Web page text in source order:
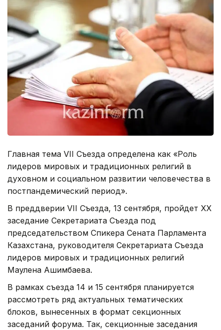
Главная тема VII Съезда определена как «Роль
лидеров мировых и традиционных религий в
духовном и социальном развитии человечества в
постпандемический период».
В преддверии VII Съезда, 13 сентября, пройдет XX
заседание Секретариата Съезда под
председательством Спикера Сената Парламента
Казахстана, руководителя Секретариата Съезда
лидеров мировых и традиционных религий
Маулена Ашимбаева.
В рамках съезда 14 и 15 сентября планируется
рассмотреть ряд актуальных тематических
блоков, вынесенных в формат секционных
заседаний форума. Так, секционные заседания